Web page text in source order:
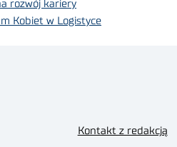
rozwój kariery
Kobiet w Logistyce
Kontakt z redakcją